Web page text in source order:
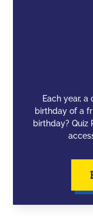
Each year,
birthday of a
birthday? Quiz